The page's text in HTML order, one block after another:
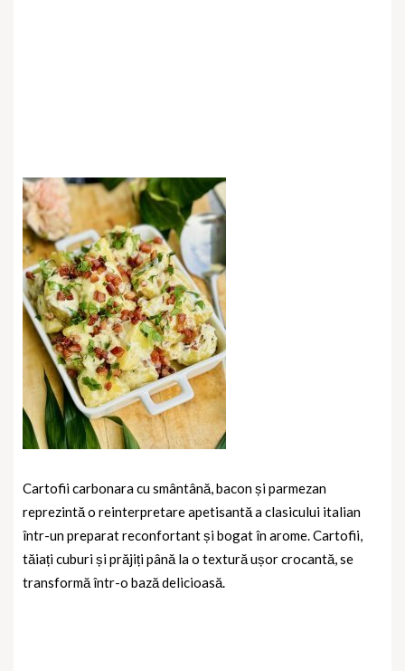
Cartofii carbonara cu smântână, bacon și parmezan
reprezintă o reinterpretare apetisantă a clasicului italian
într-un preparat reconfortant și bogat în arome. Cartofii,
tăiați cuburi și prăjiți până la o textură ușor crocantă, se
transformă într-o bază delicioasă.